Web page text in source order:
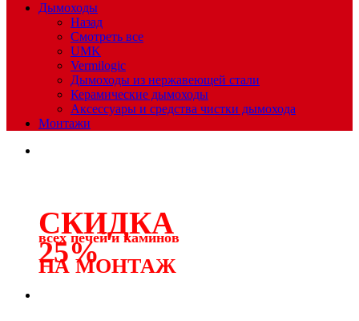
Дымоходы
Назад
Смотреть все
UMK
Vermilogic
Дымоходы из нержавеющей стали
Керамические дымоходы
Аксессуары и средства чистки дымохода
Монтажи
СКИДКА
всех печей и каминов
25%
НА МОНТАЖ